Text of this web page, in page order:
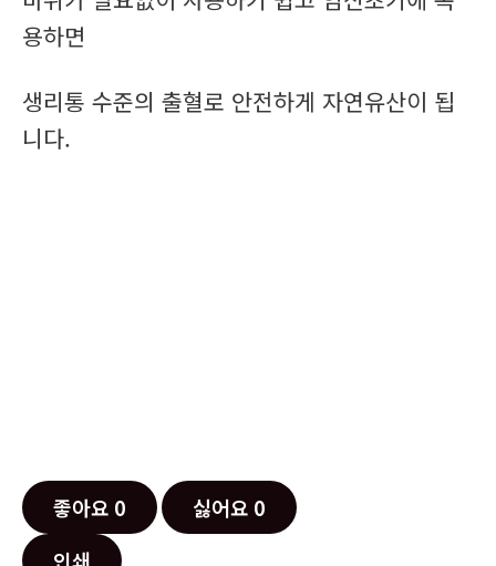
용하면
생리통 수준의 출혈로 안전하게 자연유산이 됩
니다.
좋아요 0 싫어요 0
인쇄